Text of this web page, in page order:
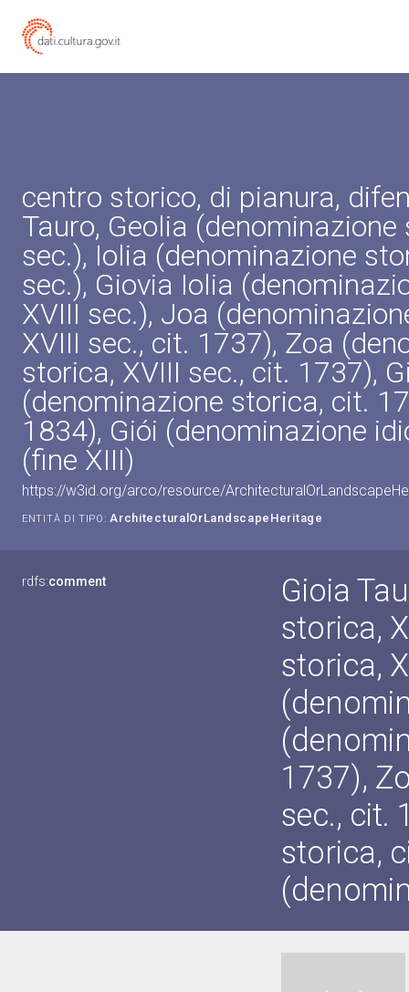
centro storico, di pianura,
Tauro, Geolia (denominazione
sec.), Iolia (denominazione
sec.), Giovia Iolia
XVIII sec.), Joa
XVIII sec., cit. 1737), Zoa
storica, XVIII sec., cit. 1737),
(denominazione storica, cit.
1834), Giói (denominazione
(fine XIII)
https://w3id.org/arco/resource/
ENTITÀ DI TIPO: ArchitecturalOrLandscapeHeritage
rdfs:comment
Gioia
storica,
storica,
1737),
sec., cit.
storica,